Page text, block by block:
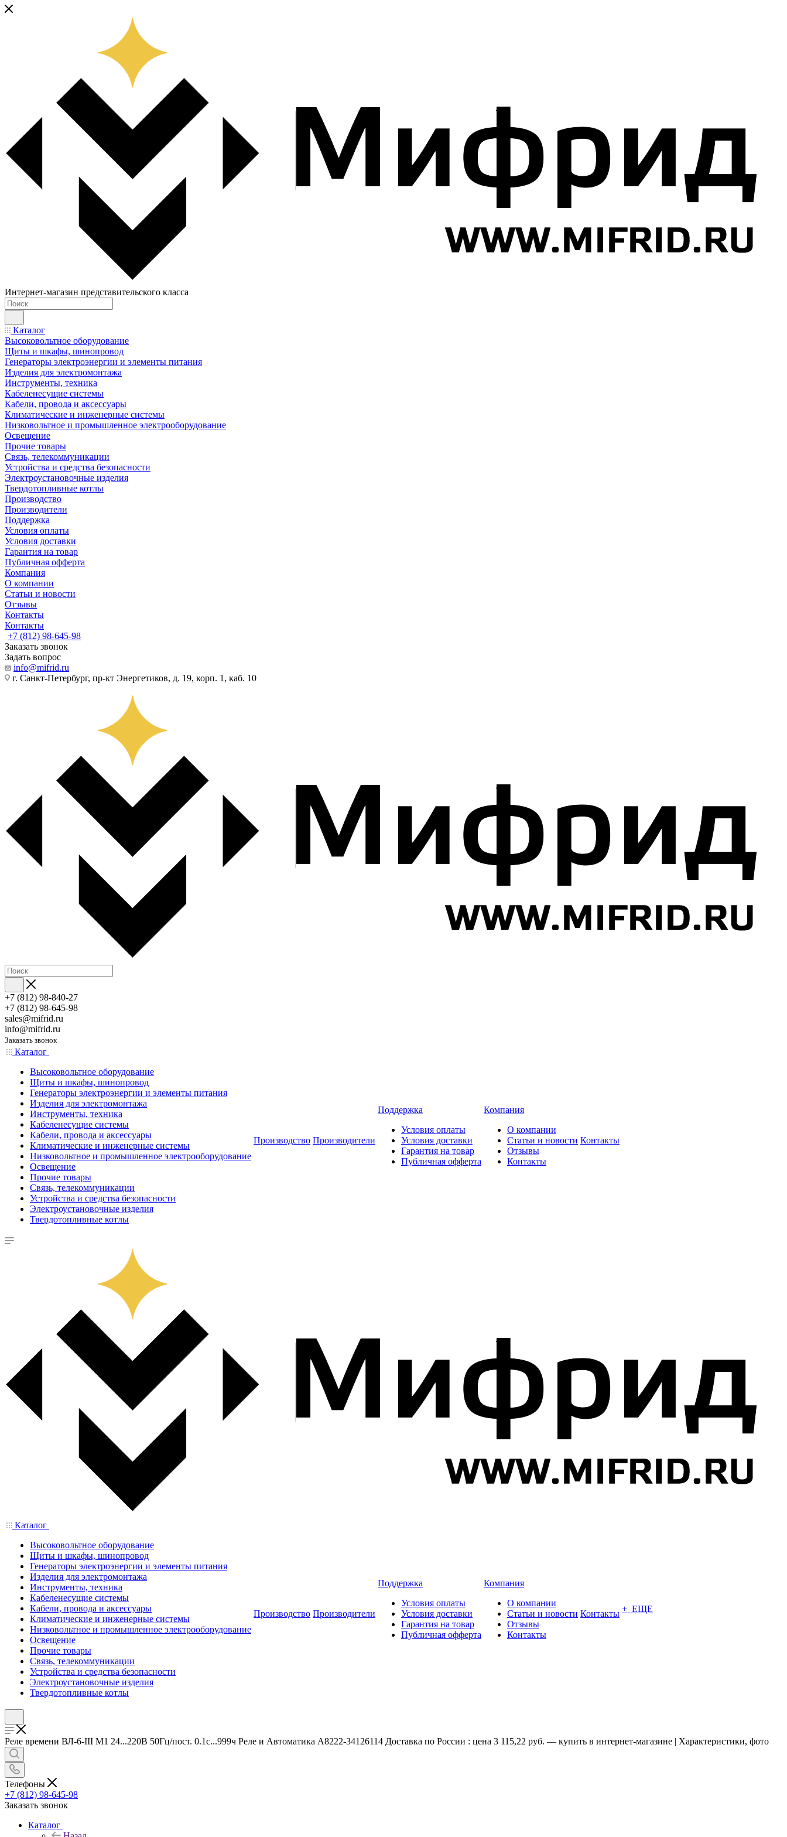
Интернет-магазин представительского класса
Каталог
Высоковольтное оборудование
Щиты и шкафы, шинопровод
Генераторы электроэнергии и элементы питания
Изделия для электромонтажа
Инструменты, техника
Кабеленесущие системы
Кабели, провода и аксессуары
Климатические и инженерные системы
Низковольтное и промышленное электрооборудование
Освещение
Прочие товары
Связь, телекоммуникации
Устройства и средства безопасности
Электроустановочные изделия
Твердотопливные котлы
Производство
Производители
Поддержка
Условия оплаты
Условия доставки
Гарантия на товар
Публичная офферта
Компания
О компании
Статьи и новости
Отзывы
Контакты
Контакты
+7 (812) 98-645-98
Заказать звонок
Задать вопрос
info@mifrid.ru
г. Санкт-Петербург, пр-кт Энергетиков, д. 19, корп. 1, каб. 10
+7 (812) 98-840-27
+7 (812) 98-645-98
sales@mifrid.ru
info@mifrid.ru
Заказать звонок
Каталог
Высоковольтное оборудование
Щиты и шкафы, шинопровод
Генераторы электроэнергии и элементы питания
Изделия для электромонтажа
Инструменты, техника
Кабеленесущие системы
Кабели, провода и аксессуары
Климатические и инженерные системы
Низковольтное и промышленное электрооборудование
Освещение
Прочие товары
Связь, телекоммуникации
Устройства и средства безопасности
Электроустановочные изделия
Твердотопливные котлы
Производство Производители
Поддержка
Условия оплаты
Условия доставки
Гарантия на товар
Публичная офферта
Компания
О компании
Статьи и новости
Отзывы
Контакты
Контакты
Каталог
Высоковольтное оборудование
Щиты и шкафы, шинопровод
Генераторы электроэнергии и элементы питания
Изделия для электромонтажа
Инструменты, техника
Кабеленесущие системы
Кабели, провода и аксессуары
Климатические и инженерные системы
Низковольтное и промышленное электрооборудование
Освещение
Прочие товары
Связь, телекоммуникации
Устройства и средства безопасности
Электроустановочные изделия
Твердотопливные котлы
Производство Производители
Поддержка
Условия оплаты
Условия доставки
Гарантия на товар
Публичная офферта
Компания
О компании
Статьи и новости
Отзывы
Контакты
Контакты + ЕЩЕ
Реле времени ВЛ-6-III M1 24...220В 50Гц/пост. 0.1с...999ч Реле и Автоматика A8222-34126114 Доставка по России : цена 3 115,22 руб. — купить в интернет-магазине | Характеристики, фото
Телефоны
+7 (812) 98-645-98
Заказать звонок
Каталог